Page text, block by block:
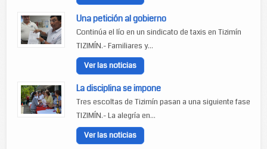
Una petición al gobierno
Continúa el lío en un sindicato de taxis en Tizimín
TIZIMÍN.- Familiares y...
Ver las noticias
La disciplina se impone
Tres escoltas de Tizimín pasan a una siguiente fase
TIZIMÍN.- La alegría en...
Ver las noticias